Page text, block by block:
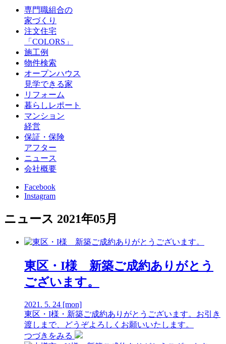
専門職組合の
家づくり
注文住宅
「COLORS」
施工例
物件検索
オープンハウス
見学できる家
リフォーム
暮らしレポート
マンション
経営
保証・保険
アフター
ニュース
会社概要
Facebook
Instagram
ニュース 2021年05月
東区・I様 新築ご成約ありがとう
ございます。
2021. 5. 24 [mon]
東区・I様・新築ご成約ありがとうございます。お引き
渡しまで、どうぞよろしくお願いいたします。
つづきをみる